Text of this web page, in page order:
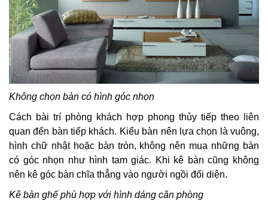
Không chọn bàn có hình góc nhọn
Cách bài trí phòng khách hợp phong thủy tiếp theo liên
quan đến bàn tiếp khách. Kiểu bàn nên lựa chọn là vuông,
hình chữ nhật hoặc bàn tròn, không nên mua những bàn
có góc nhọn như hình tam giác. Khi kê bàn cũng không
nên kê góc bàn chĩa thẳng vào người ngồi đối diện.
Kê bàn ghế phù hợp với hình dáng căn phòng